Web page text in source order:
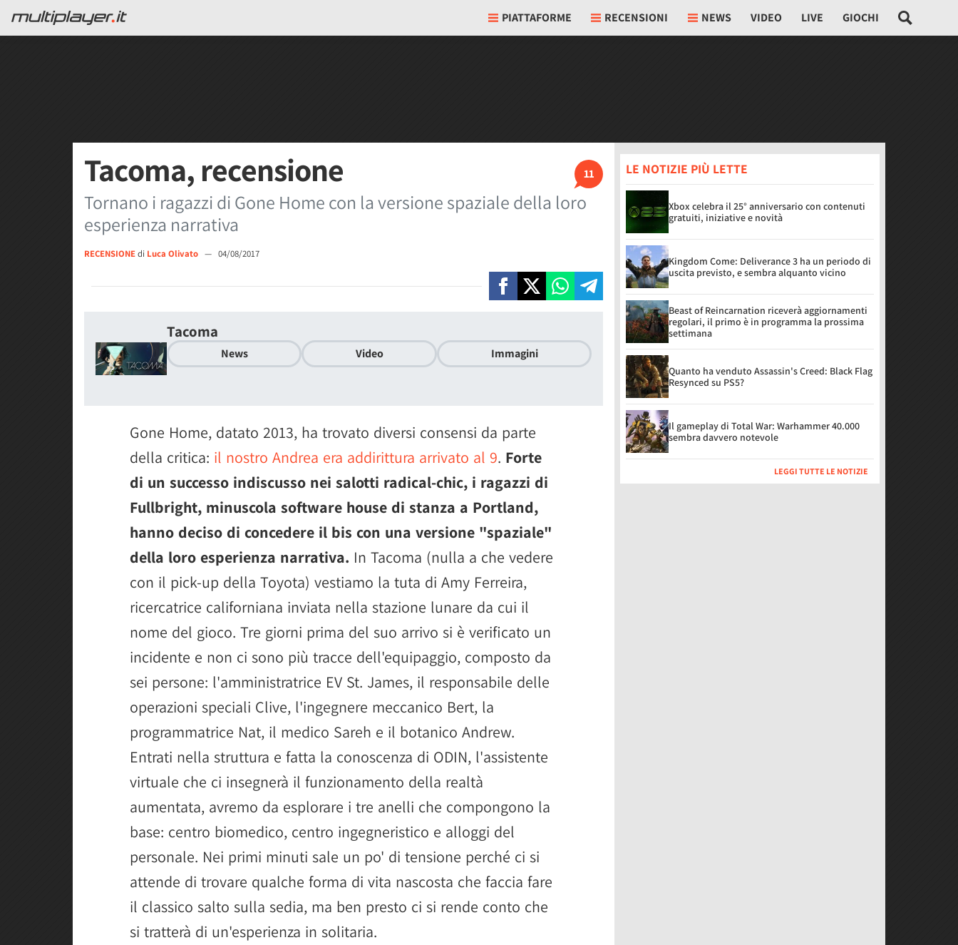
PIATTAFORME RECENSIONI NEWS VIDEO LIVE GIOCHI
11
Tacoma, recensione
Tornano i ragazzi di Gone Home con la versione spaziale della loro
esperienza narrativa
RECENSIONEdi Luca Olivato — 04/08/2017
Tacoma
News Video Immagini
Gone Home, datato 2013, ha trovato diversi consensi da parte
della critica: il nostro Andrea era addirittura arrivato al 9. Forte
di un successo indiscusso nei salotti radical-chic, i ragazzi di
Fullbright, minuscola software house di stanza a Portland,
hanno deciso di concedere il bis con una versione "spaziale"
della loro esperienza narrativa. In Tacoma (nulla a che vedere
con il pick-up della Toyota) vestiamo la tuta di Amy Ferreira,
ricercatrice californiana inviata nella stazione lunare da cui il
nome del gioco. Tre giorni prima del suo arrivo si è verificato un
incidente e non ci sono più tracce dell'equipaggio, composto da
sei persone: l'amministratrice EV St. James, il responsabile delle
operazioni speciali Clive, l'ingegnere meccanico Bert, la
programmatrice Nat, il medico Sareh e il botanico Andrew.
Entrati nella struttura e fatta la conoscenza di ODIN, l'assistente
virtuale che ci insegnerà il funzionamento della realtà
aumentata, avremo da esplorare i tre anelli che compongono la
base: centro biomedico, centro ingegneristico e alloggi del
personale. Nei primi minuti sale un po' di tensione perché ci si
attende di trovare qualche forma di vita nascosta che faccia fare
il classico salto sulla sedia, ma ben presto ci si rende conto che
si tratterà di un'esperienza in solitaria.
LE NOTIZIE PIÙ LETTE
Xbox celebra il 25° anniversario con contenuti
gratuiti, iniziative e novità
Kingdom Come: Deliverance 3 ha un periodo di
uscita previsto, e sembra alquanto vicino
Beast of Reincarnation riceverà aggiornamenti
regolari, il primo è in programma la prossima
settimana
Quanto ha venduto Assassin's Creed: Black Flag
Resynced su PS5?
Il gameplay di Total War: Warhammer 40.000
sembra davvero notevole
LEGGI TUTTE LE NOTIZIE